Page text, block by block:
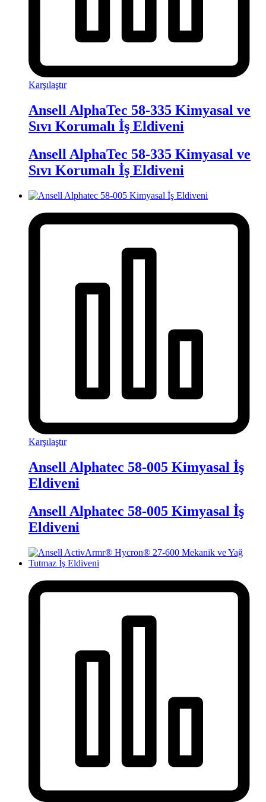
Karşılaştır
Ansell AlphaTec 58-335 Kimyasal ve
Sıvı Korumalı İş Eldiveni
Ansell AlphaTec 58-335 Kimyasal ve
Sıvı Korumalı İş Eldiveni
Karşılaştır
Ansell Alphatec 58-005 Kimyasal İş
Eldiveni
Ansell Alphatec 58-005 Kimyasal İş
Eldiveni